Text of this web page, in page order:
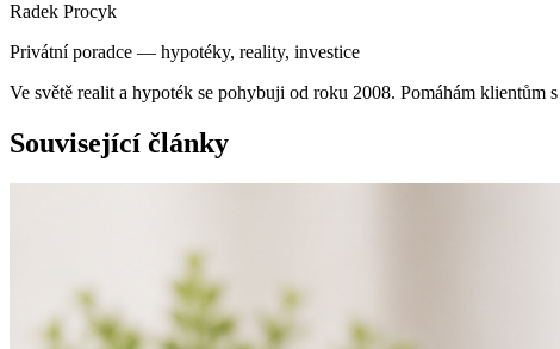
Radek Procyk
Privátní poradce — hypotéky, reality, investice
Ve světě realit a hypoték se pohybuji od roku 2008. Pomáhám
Související články